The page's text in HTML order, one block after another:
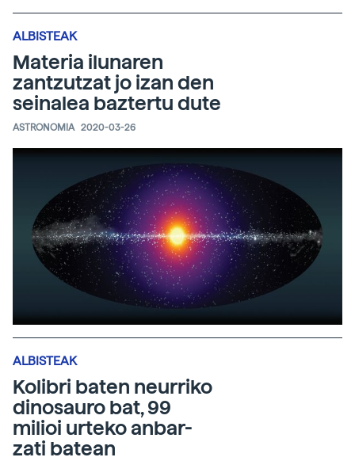
ALBISTEAK
Materia ilunaren
zantzutzat jo izan den
seinalea baztertu dute
ASTRONOMIA 2020-03-26
ALBISTEAK
Kolibri baten neurriko
dinosauro bat, 99
milioi urteko anbar-
zati batean